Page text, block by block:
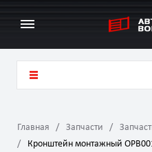
Главная Запчасти
Кронштейн монтажный